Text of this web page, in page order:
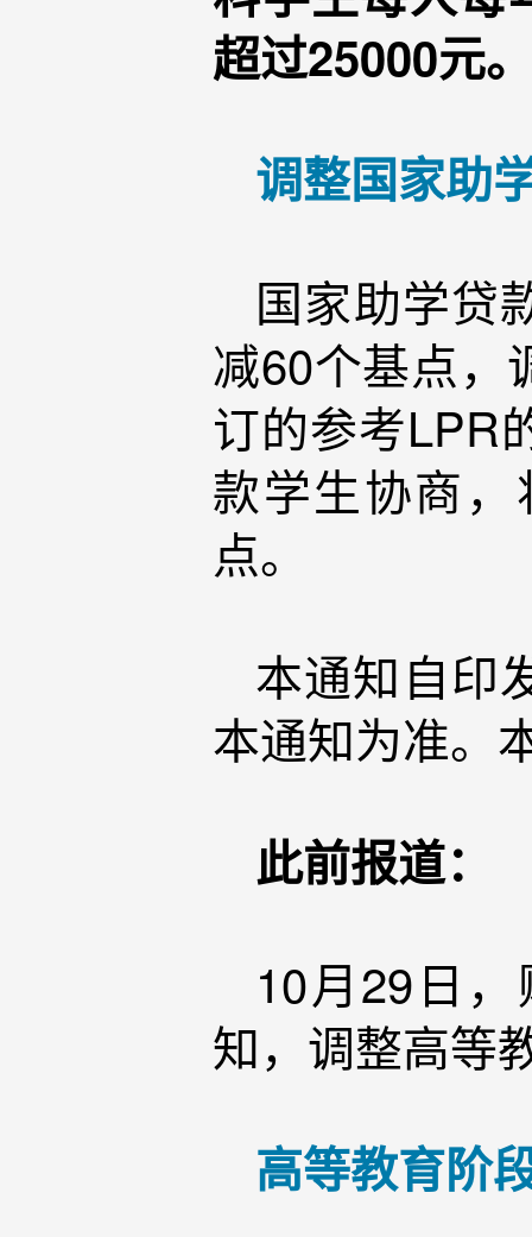
超过25000元
调整国家助
国家助学贷
减60个基点，
订的参考LPR
款学生协商
点。
本通知自印
本通知为准。
此前报道：
10月29日
知，调整高等
高等教育阶